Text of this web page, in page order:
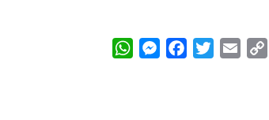
WhatsApp
Messenger
FacebookTwitterEmail